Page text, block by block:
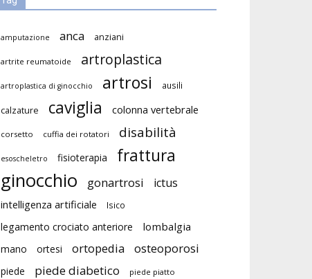
amputazione anca anziani
artrite reumatoide artroplastica
artroplastica di ginocchio artrosi ausili
calzature caviglia colonna vertebrale
corsetto cuffia dei rotatori disabilità
esoscheletro fisioterapia frattura
ginocchio gonartrosi ictus
intelligenza artificiale Isico
legamento crociato anteriore lombalgia
mano ortesi ortopedia osteoporosi
piede piede diabetico piede piatto